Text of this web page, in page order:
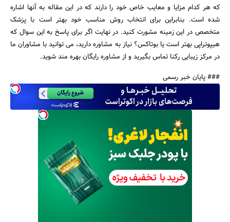
که هر کدام مزایا و معایب خاص خود را دارند که در این مقاله به آنها اشاره
شده است. بنابراین برای انتخاب روش مناسب خود بهتر است با پزشک
متخصص در این زمینه مشورت کنید. در نهایت اگر برای پاسخ به این سوال که
هیپوتراپی بهتر است یا بوتاکس؟ نیاز به مشاوره دارید، می توانید با مشاوران ما
در مرکز زیبایی رکنا تماس بگیرید و از مشاوره رایگان بهره مند شوید.
### پایان خبر رسمی